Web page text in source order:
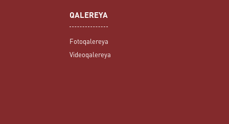
QALEREYA
Fotoqalereya
Videoqalereya